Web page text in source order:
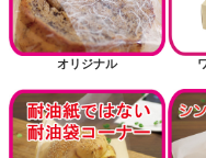
掘り出し物
お正月
耐油紙でない耐油袋商品（
送風機関連商品
オリジナル